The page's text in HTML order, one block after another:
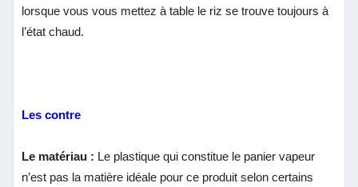
lorsque vous vous mettez à table le riz se trouve toujours à
l’état chaud.
Les contre
Le matériau : Le plastique qui constitue le panier vapeur
n’est pas la matière idéale pour ce produit selon certains